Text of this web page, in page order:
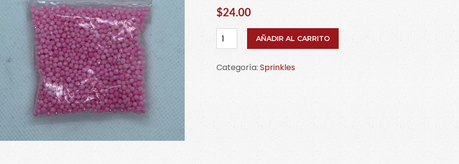
$24.00
Perla
rosa
50grs.
AÑADIR AL CARRITO
Categoría:Sprinkles